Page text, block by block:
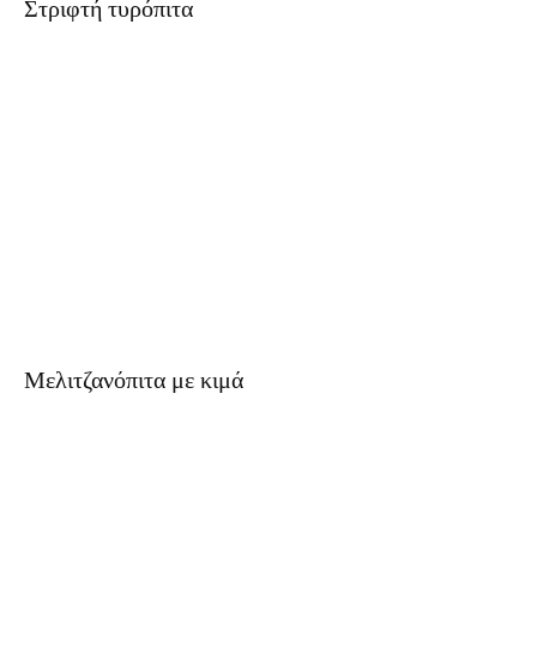
Στριφτή τυρόπιτα
Μελιτζανόπιτα με κιμά